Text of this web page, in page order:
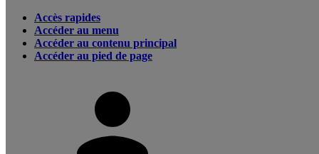
Accès rapides
Accéder au menu
Accéder au contenu principal
Accéder au pied de page